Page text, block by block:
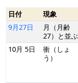
日付 現象
9月27日
月（月齢
27）と並ぶ
10月 5日
衝（しょ
う）